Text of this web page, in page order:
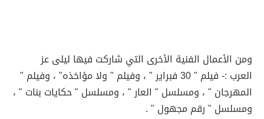
ومن الأعمال الفنية الأخرى التي شاركت فيها ليلى عز
العرب :- فيلم " 30 فبراير " ، وفيلم " ولا مؤاخذه" ، وفيلم "
المهرجان " ، ومسلسل " العار " ، ومسلسل " حكايات بنات " ،
ومسلسل " رقم مجهول " .